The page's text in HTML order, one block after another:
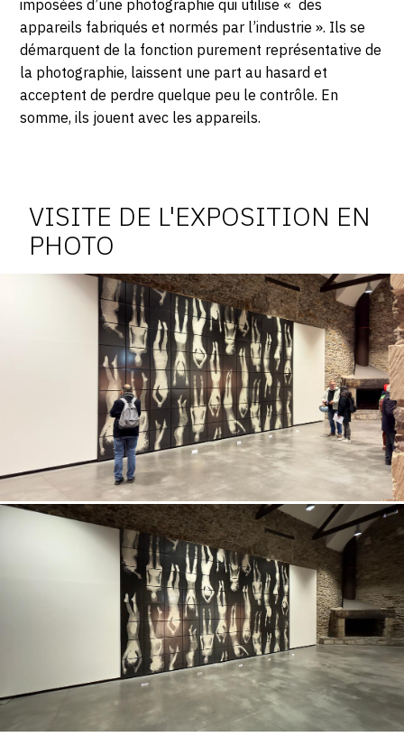
MARS
2024
imposées d’une photographie qui utilise « des
appareils fabriqués et normés par l’industrie ». Ils se
démarquent de la fonction purement représentative de
la photographie, laissent une part au hasard et
acceptent de perdre quelque peu le contrôle. En
somme, ils jouent avec les appareils.
l'exposition
VISITE DE L'EXPOSITION EN
PHOTO